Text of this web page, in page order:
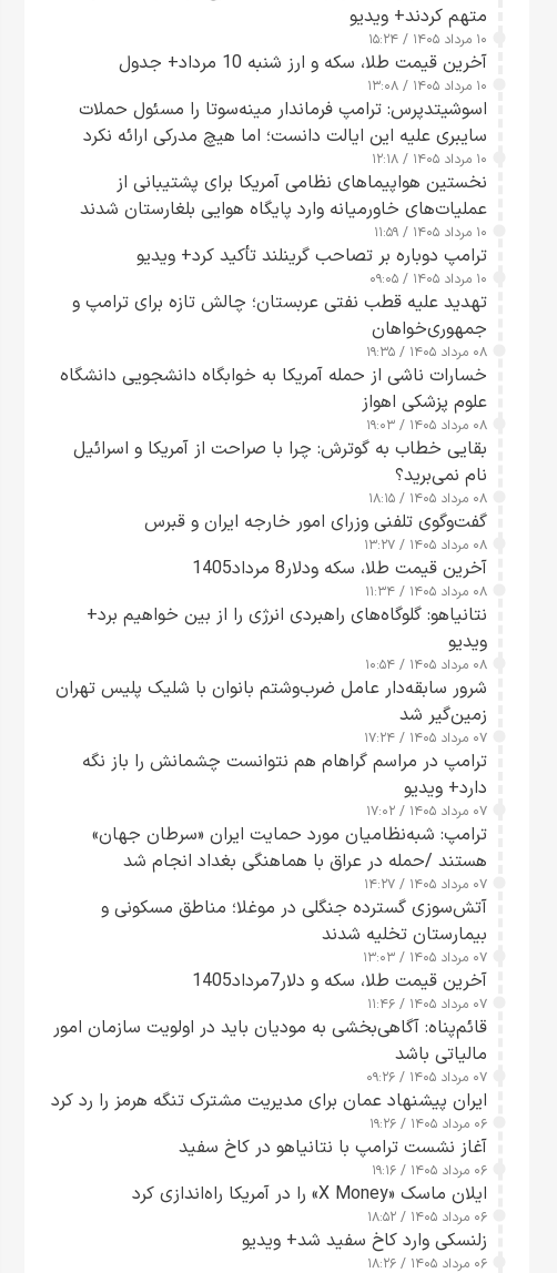
متهم کردند+ ویدیو
۱۰ مرداد ۱۴۰۵ / ۱۵:۲۴
آخرین قیمت طلا، سکه و ارز شنبه 10 مرداد+ جدول
۱۰ مرداد ۱۴۰۵ / ۱۳:۰۸
اسوشیتدپرس: ترامپ فرماندار مینه‌سوتا را مسئول حملات
سایبری علیه این ایالت دانست؛ اما هیچ مدرکی ارائه نکرد
۱۰ مرداد ۱۴۰۵ / ۱۲:۱۸
نخستین هواپیماهای نظامی آمریکا برای پشتیبانی از
عملیات‌های خاورمیانه وارد پایگاه هوایی بلغارستان شدند
۱۰ مرداد ۱۴۰۵ / ۱۱:۵۹
ترامپ دوباره بر تصاحب گرینلند تأکید کرد+ ویدیو
۱۰ مرداد ۱۴۰۵ / ۰۹:۰۵
تهدید علیه قطب نفتی عربستان؛ چالش تازه برای ترامپ و
جمهوری‌خواهان
۰۸ مرداد ۱۴۰۵ / ۱۹:۳۵
خسارات ناشی از حمله آمریکا به خوابگاه دانشجویی دانشگاه
علوم پزشکی اهواز
۰۸ مرداد ۱۴۰۵ / ۱۹:۰۳
بقایی خطاب به گوترش: چرا با صراحت از آمریکا و اسرائیل
نام نمی‌برید؟
۰۸ مرداد ۱۴۰۵ / ۱۸:۱۵
گفت‌وگوی تلفنی وزرای امور خارجه ایران و قبرس
۰۸ مرداد ۱۴۰۵ / ۱۳:۲۷
آخرین قیمت طلا، سکه ودلار8 مرداد1405
۰۸ مرداد ۱۴۰۵ / ۱۱:۳۴
نتانیاهو: گلوگاه‌های راهبردی انرژی را از بین خواهیم برد+
ویدیو
۰۸ مرداد ۱۴۰۵ / ۱۰:۵۴
شرور سابقه‌دار عامل ضرب‌وشتم بانوان با شلیک پلیس تهران
زمین‌گیر شد
۰۷ مرداد ۱۴۰۵ / ۱۷:۲۴
ترامپ در مراسم گراهام هم نتوانست چشمانش را باز نگه
دارد+ ویدیو
۰۷ مرداد ۱۴۰۵ / ۱۷:۰۲
ترامپ: شبه‌نظامیان مورد حمایت ایران «سرطان جهان»
هستند /حمله در عراق با هماهنگی بغداد انجام شد
۰۷ مرداد ۱۴۰۵ / ۱۴:۲۷
آتش‌سوزی گسترده جنگلی در موغلا؛ مناطق مسکونی و
بیمارستان تخلیه شدند
۰۷ مرداد ۱۴۰۵ / ۱۳:۰۳
آخرین قیمت طلا، سکه و دلار7مرداد1405
۰۷ مرداد ۱۴۰۵ / ۱۱:۴۶
قائم‌پناه: آگاهی‌بخشی به مودیان باید در اولویت سازمان امور
مالیاتی باشد
۰۷ مرداد ۱۴۰۵ / ۰۹:۲۶
ایران پیشنهاد عمان برای مدیریت مشترک تنگه هرمز را رد کرد
۰۶ مرداد ۱۴۰۵ / ۱۹:۲۶
آغاز نشست ترامپ با نتانیاهو در کاخ سفید
۰۶ مرداد ۱۴۰۵ / ۱۹:۱۶
ایلان ماسک «X Money» را در آمریکا راه‌اندازی کرد
۰۶ مرداد ۱۴۰۵ / ۱۸:۵۲
زلنسکی وارد کاخ سفید شد+ ویدیو
۰۶ مرداد ۱۴۰۵ / ۱۸:۲۶